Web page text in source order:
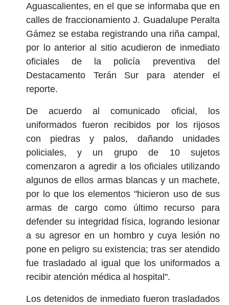
Aguascalientes, en el que se informaba que en
calles de fraccionamiento J. Guadalupe Peralta
Gámez se estaba registrando una riña campal,
por lo anterior al sitio acudieron de inmediato
oficiales de la policía preventiva del
Destacamento Terán Sur para atender el
reporte.
De acuerdo al comunicado oficial, los
uniformados fueron recibidos por los rijosos
con piedras y palos, dañando unidades
policiales, y un grupo de 10 sujetos
comenzaron a agredir a los oficiales utilizando
algunos de ellos armas blancas y un machete,
por lo que los elementos "hicieron uso de sus
armas de cargo como último recurso para
defender su integridad física, logrando lesionar
a su agresor en un hombro y cuya lesión no
pone en peligro su existencia; tras ser atendido
fue trasladado al igual que los uniformados a
recibir atención médica al hospital".
Los detenidos de inmediato fueron trasladados